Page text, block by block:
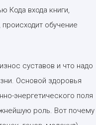
Кода входа книги,
обучение
суставов и что надо
Основой здоровья
энергетического поля
роль. Вот почему